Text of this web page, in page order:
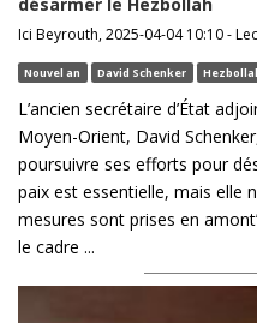
désarmer le Hezbollah
Ici Beyrouth, 2025-04-04 10:10 -
Nouvel an David Schenker
L’ancien secrétaire d’État
Moyen-Orient, David
poursuivre ses efforts pour
paix est essentielle, mais elle
mesures sont prises en
le cadre ...